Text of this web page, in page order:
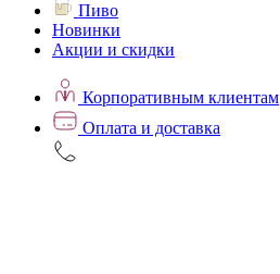
Пиво
Новинки
Акции и скидки
Корпоративным клиентам
Оплата и доставка